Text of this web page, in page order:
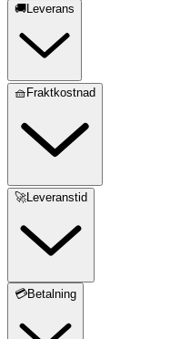
🚚Leverans
🧺Fraktkostnad
🚀Leveranstid
💳Betalning